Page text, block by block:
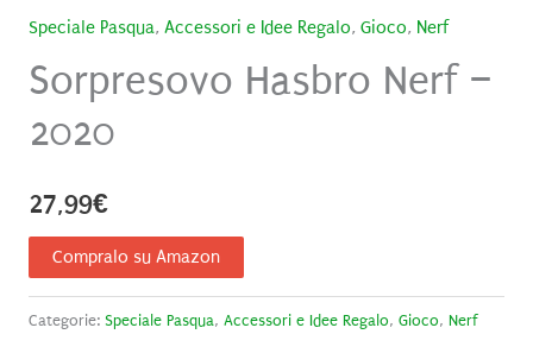
Speciale Pasqua, Accessori e Idee Regalo, Gioco, Nerf
Sorpresovo Hasbro Nerf –
2020
27,99€
Compralo su Amazon
Categorie: Speciale Pasqua, Accessori e Idee Regalo, Gioco, Nerf